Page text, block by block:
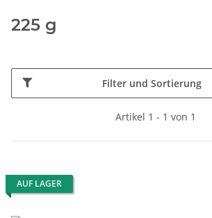
225 g
Filter und Sortierung
Artikel 1 - 1 von 1
AUF LAGER